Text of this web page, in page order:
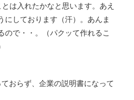
は入れたかなと思います。あえ
しております（汗）。あんま
ので・・。（パクッて作れるこ
おらず、企業の説明書になって